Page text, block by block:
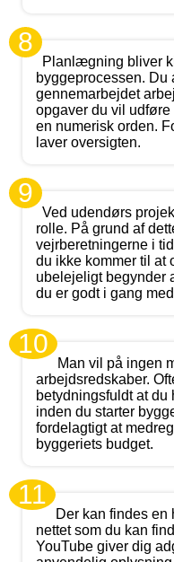
8
Planlægning bliver
byggeprocessen. Du
gennemarbejdet
opgaver du vil
en numerisk orden.
laver oversigten.
9
Ved udendørs
rolle. På grund af
vejrberetningerne i
du ikke kommer til at
ubelejeligt begynder
du er godt i gang
10
Man vil på ingen
arbejdsredskaber.
betydningsfuldt at
inden du starter
fordelagtigt at
byggeriets budget.
11
Der kan findes en
nettet som du kan
YouTube giver dig